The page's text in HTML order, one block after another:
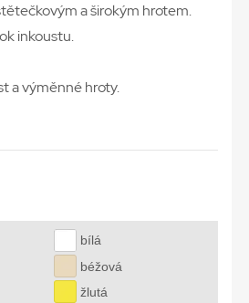
a širokým hrotem.
inkoustu.
a výměnné hroty.
bílá
béžová
žlutá